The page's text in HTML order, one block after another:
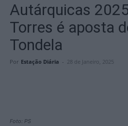
Autárquicas
Torres é aposta
Tondela
Por Estação Diária - 28 de Janeiro, 2025
Foto: PS